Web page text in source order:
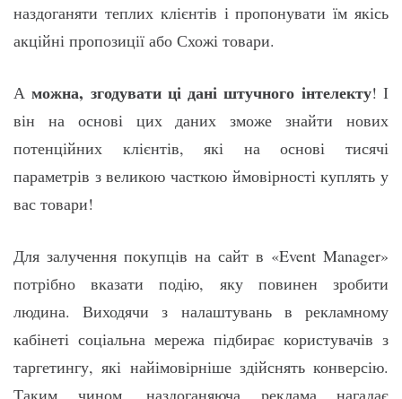
наздоганяти теплих клієнтів і пропонувати їм якісь
акційні пропозиції або Схожі товари.
Аможна, згодувати ці дані штучного інтелекту! І
він на основі цих даних зможе знайти нових
потенційних клієнтів, які на основі тисячі
параметрів з великою часткою ймовірності куплять у
вас товари!
Для залучення покупців на сайт в «Event Manager»
потрібно вказати подію, яку повинен зробити
людина. Виходячи з налаштувань в рекламному
кабінеті соціальна мережа підбирає користувачів з
таргетингу, які найімовірніше здійснять конверсію.
Таким чином, наздоганяюча реклама нагадає